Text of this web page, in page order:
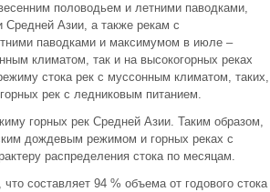
половодьем и летними паводками,
Средней Азии, а также рекам с
паводками и максимумом в июле –
климатом, так и на высокогорных реках
стока рек с муссонным климатом, таких,
рек с ледниковым питанием.
горных рек Средней Азии. Таким образом,
дождевым режимом и горных реках с
распределения стока по месяцам.
составляет 94 % объема от годового стока